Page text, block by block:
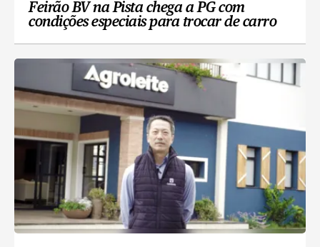
Feirão BV na Pista chega a PG com
condições especiais para trocar de carro